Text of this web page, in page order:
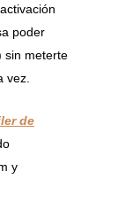
poder
sin meterte
vez.
de
y